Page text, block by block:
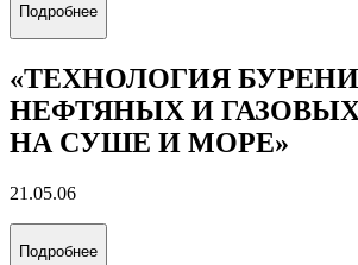
Подробнее
«ТЕХНОЛОГИЯ
НЕФТЯНЫХ И
НА СУШЕ И МОРЕ»
21.05.06
Подробнее